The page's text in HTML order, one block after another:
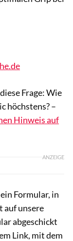
Frage: Wie
höchstens? –
Hinweis auf
ANZEIGE
Formular, in
auf unsere
abgeschickt
Link, mit dem